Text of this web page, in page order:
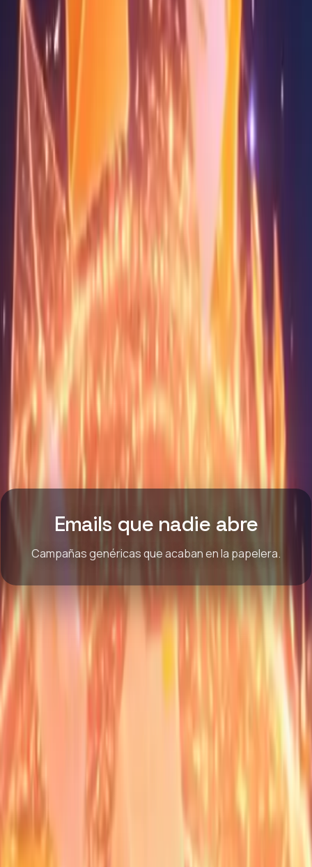
Emails que nadie abre
Campañas genéricas que acaban en la papelera.